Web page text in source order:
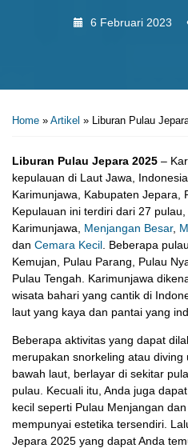
6 Februari 2023
Home » Artikel » Liburan Pulau
Liburan Pulau Jepara 2025 –
kepulauan di Laut Jawa,
Karimunjawa, Kabupaten Jepara,
Kepulauan ini terdiri dari 27
Karimunjawa, Menjangan Besar,
dan Cemara Kecil . Beberapa
Kemujan, Pulau Parang, Pulau
Pulau Tengah. Karimunjawa
wisata bahari yang cantik di
laut yang kaya dan pantai yang
Beberapa aktivitas yang dapat
merupakan snorkeling atau
bawah laut, berlayar di sekitar
pulau. Kecuali itu, Anda juga
kecil seperti Pulau Menjangan
mempunyai estetika tersendiri.
Jepara 2025 yang dapat Anda